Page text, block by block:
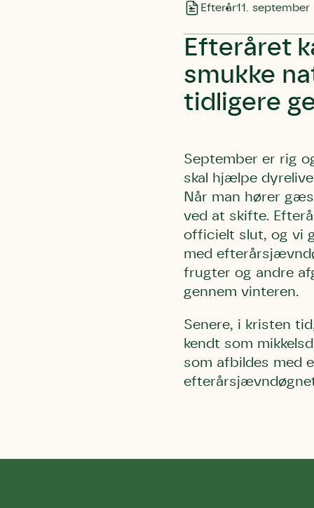
Efterår11. september
Efteråret
smukke
tidligere
September er rig
skal hjælpe
Når man hører
ved at skifte.
officielt slut, og vi
med
frugter og andre
gennem vinteren.
Senere, i kristen
kendt som
som afbildes med